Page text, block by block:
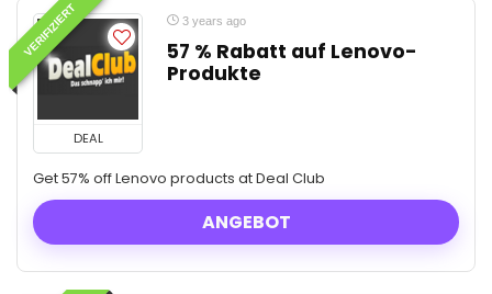
VERIFIZIERT
DEAL
3 years ago
57 % Rabatt auf Lenovo-
Produkte
Get 57% off Lenovo products at Deal Club
ANGEBOT